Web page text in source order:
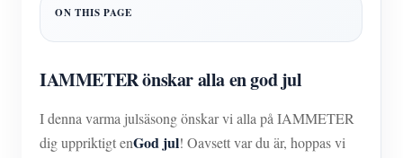
EV laddare
IAMMETER önskar alla en god jul
I denna varma julsäsong önskar vi alla på IAMMETER
dig uppriktigt enGod jul! Oavsett var du är, hoppas vi